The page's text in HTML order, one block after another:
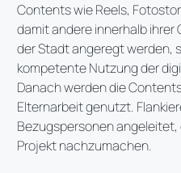
Contents wie Reels,
damit andere innerhalb ihrer
der Stadt angeregt werden,
kompetente Nutzung der
Danach werden die
Elternarbeit genutzt.
Bezugspersonen
Projekt nachzumachen.